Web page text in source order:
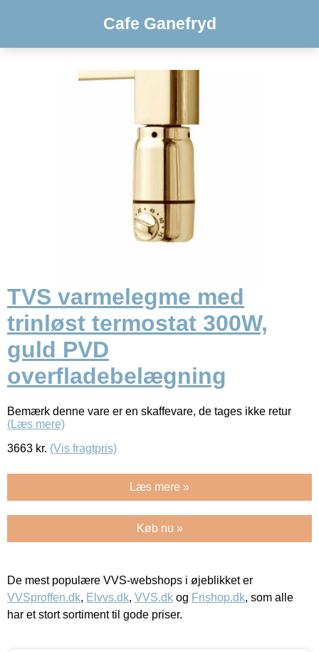
Cafe Ganefryd
TVS varmelegme med
trinløst termostat 300W,
guld PVD
overfladebelægning
Bemærk denne vare er en skaffevare, de tages ikke retur
(Læs mere)
3663 kr. (Vis fragtpris)
Læs mere »
Køb nu »
De mest populære VVS-webshops i øjeblikket er
VVSproffen.dk, Elvvs.dk, VVS.dk og Frishop.dk, som alle
har et stort sortiment til gode priser.